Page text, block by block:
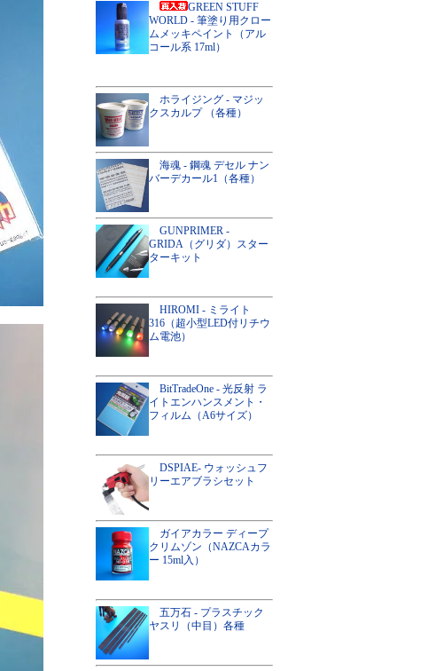
GREEN STUFF
WORLD - 筆塗り用クロー
ムメッキペイント（アル
コール系 17ml）
ホライジング - マジッ
クスカルプ （各種）
海魂 - 鋼魂 デセル ナン
バーデカール1（各種）
GUNPRIMER -
GRIDA（グリダ）スター
ターキット
HIROMI - ミライト
316（超小型LED付リチウ
ム電池）
BitTradeOne - 光反射 ラ
イトエンハンスメント・
フィルム（A6サイズ）
DSPIAE- ウォッシュフ
リーエアブラシセット
ガイアカラー ディープ
クリムゾン（NAZCAカラ
ー 15ml入）
五万石 - プラスチック
ヤスリ（中目）各種